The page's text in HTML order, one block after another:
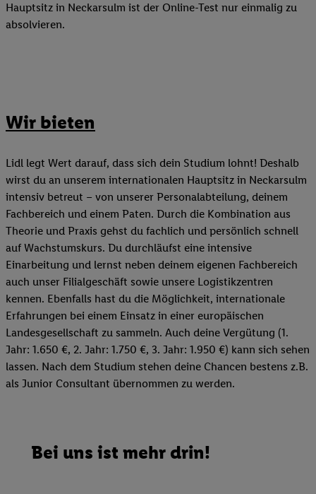
Hauptsitz in Neckarsulm ist der Online-Test nur einmalig zu
absolvieren.
Wir bieten
Lidl legt Wert darauf, dass sich dein Studium lohnt! Deshalb
wirst du an unserem internationalen Hauptsitz in Neckarsulm
intensiv betreut – von unserer Personalabteilung, deinem
Fachbereich und einem Paten. Durch die Kombination aus
Theorie und Praxis gehst du fachlich und persönlich schnell
auf Wachstumskurs. Du durchläufst eine intensive
Einarbeitung und lernst neben deinem eigenen Fachbereich
auch unser Filialgeschäft sowie unsere Logistikzentren
kennen. Ebenfalls hast du die Möglichkeit, internationale
Erfahrungen bei einem Einsatz in einer europäischen
Landesgesellschaft zu sammeln. Auch deine Vergütung (1.
Jahr: 1.650 €, 2. Jahr: 1.750 €, 3. Jahr: 1.950 €) kann sich sehen
lassen. Nach dem Studium stehen deine Chancen bestens z.B.
als Junior Consultant übernommen zu werden.
Bei uns ist mehr drin!